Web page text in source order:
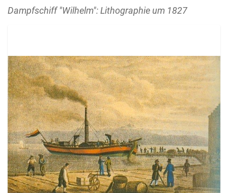
Dampfschiff "Wilhelm": Lithographie um 1827